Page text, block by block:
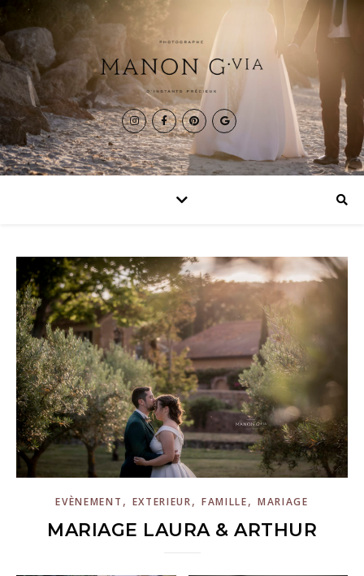
EVÈNEMENT , EXTERIEUR, FAMILLE, MARIAGE
MARIAGE LAURA & ARTHUR